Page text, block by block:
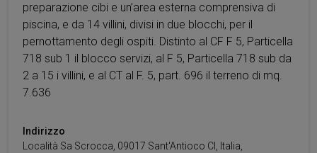
preparazione cibi e un’area esterna comprensiva di
piscina, e da 14 villini, divisi in due blocchi, per il
pernottamento degli ospiti. Distinto al CF F 5, Particella
718 sub 1 il blocco servizi, al F 5, Particella 718 sub da
2 a 15 i villini, e al CT al F. 5, part. 696 il terreno di mq.
7.636
Indirizzo
Località Sa Scrocca, 09017 Sant'Antioco CI, Italia